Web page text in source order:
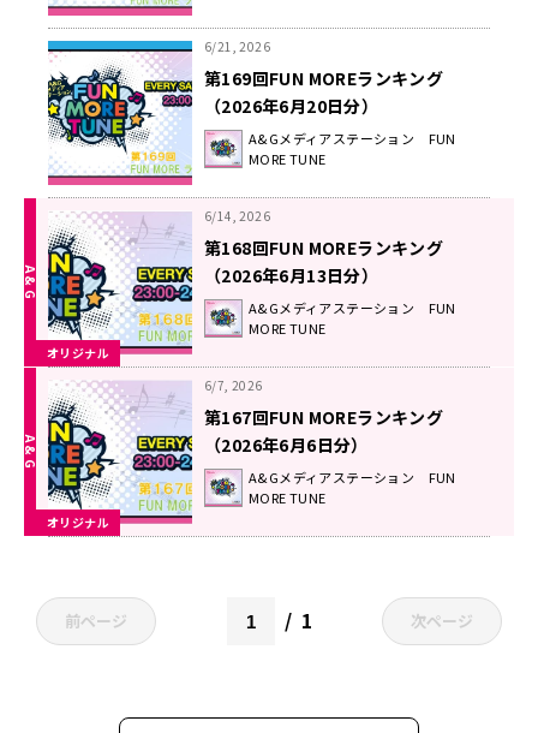
6/21, 2026
第169回FUN MOREランキング
（2026年6月20日分）
A&Gメディアステーション FUN
MORE TUNE
オリジナル
6/14, 2026
第168回FUN MOREランキング
（2026年6月13日分）
A&Gメディアステーション FUN
MORE TUNE
オリジナル
6/7, 2026
第167回FUN MOREランキング
（2026年6月6日分）
A&Gメディアステーション FUN
MORE TUNE
前ページ 1 次ページ